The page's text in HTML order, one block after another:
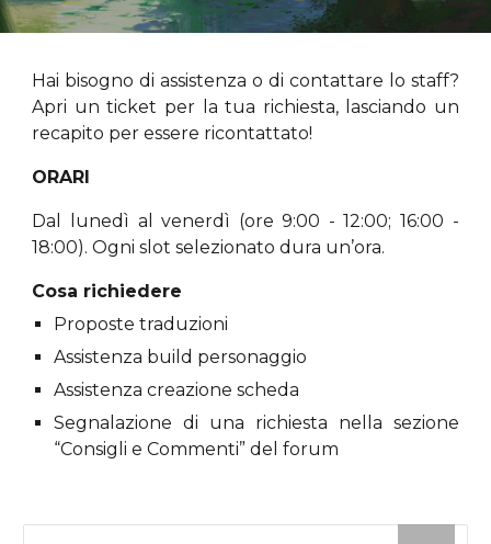
Hai bisogno di assistenza o di contattare lo staff?
Apri un ticket per la tua richiesta, lasciando un
recapito per essere ricontattato!
ORARI
Dal lunedì al venerdì (ore 9:00 - 12:00; 16:00 -
18:00). Ogni slot selezionato dura un’ora.
Cosa richiedere
Proposte traduzioni
Assistenza build personaggio
Assistenza creazione scheda
Segnalazione di una richiesta nella sezione
“Consigli e Commenti” del forum